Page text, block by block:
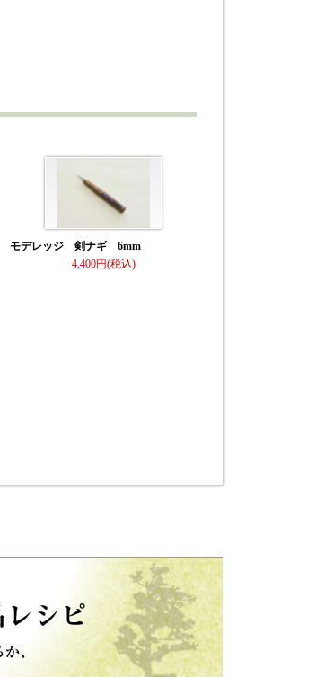
モデレッジ 剣ナギ 6mm
4,400